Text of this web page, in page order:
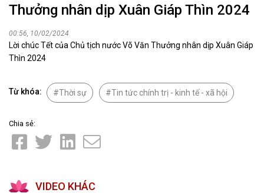
Thưởng nhân dịp Xuân Giáp Thìn 2024
00:56, 10/02/2024
Lời chúc Tết của Chủ tịch nước Võ Văn Thưởng nhân dịp Xuân Giáp
Thìn 2024
Từ khóa: Thời sự Tin tức chính trị - kinh tế - xã hội
Chia sẻ:
VIDEO KHÁC